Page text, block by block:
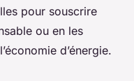
pour souscrire
ou en les
d’énergie.